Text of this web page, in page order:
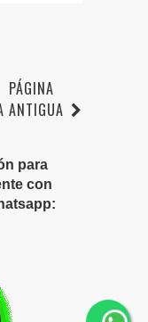
ANTIGUA
PÁGINA
para
con